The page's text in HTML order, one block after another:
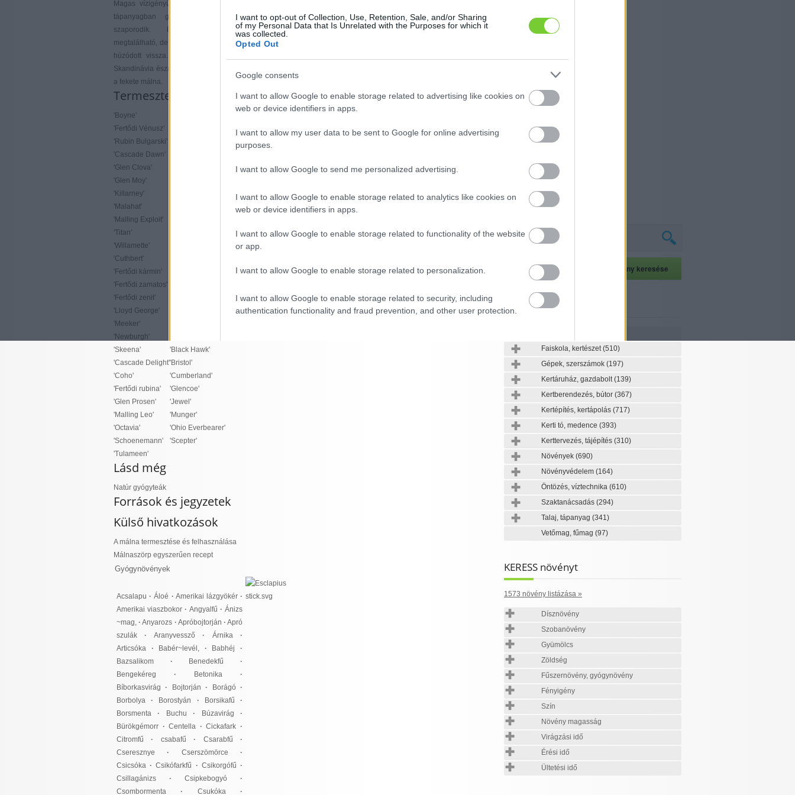
I want to opt-out of Collection, Use, Retention, Sale, and/or Sharing
of my Personal Data that Is Unrelated with the Purposes for which it
was collected.
Opted Out
Google consents
I want to allow Google to enable storage related to advertising like cookies on
web or device identifiers in apps.
I want to allow my user data to be sent to Google for online advertising
purposes.
I want to allow Google to send me personalized advertising.
I want to allow Google to enable storage related to analytics like cookies on
web or device identifiers in apps.
I want to allow Google to enable storage related to functionality of the website
or app.
I want to allow Google to enable storage related to personalization.
I want to allow Google to enable storage related to security, including
authentication functionality and fraud prevention, and other user protection.
Magas vízigényű, öntözést igényel. A gyengén savas,
tápanyagban gazdag talajt kedveli. Sarjadzással
szaporodik. Európában majdnem mindenütt
megtalálható, de a mediterrán országokban a hegyekbe
húzódott vissza. Nem él Portugáliában, Izlandon, és
Skandinávia északi részén. Amerikában őshonos fajtája
a fekete málna.
Termesztett fő fajták
'Boyne'
'Fertődi Vénusz'
'Rubin Bulgarski'
'Cascade Dawn'
'Glen Clova'
'Glen Moy'
'Killarney'
'Malahat'
'Malling Exploit'
'Titan'
'Willamette'
'Cuthbert'
'Fertődi kármin'
'Fertődi zamatos'
'Fertődi zenit'
'Lloyd George'
'Meeker'
'Newburgh'
'Skeena'
'Cascade Delight'
'Coho'
'Fertődi rubina'
'Glen Prosen'
'Malling Leo'
'Octavia'
'Schoenemann'
'Tulameen'
'Fertődi kétszertermő'
'Black Hawk'
'Bristol'
'Cumberland'
'Glencoe'
'Jewel'
'Munger'
'Ohio Everbearer'
'Scepter'
Lásd még
Natúr gyógyteák
Források és jegyzetek
Külső hivatkozások
A málna termesztése és felhasználása
Málnaszörp egyszerűen recept
Gyógynövények
Acsalapu · Áloé · Amerikai lázgyökér·
Amerikai viaszbokor · Angyalfű · Ánizs
~mag, · Anyarozs · Apróbojtorján · Apró
szulák · Aranyvessző · Árnika·
Articsóka · Babér~levél, · Babhéj
·
Bazsalikom · Benedekfű ·
Bengekéreg · Betonika ·
Bíborkasvirág · Bojtorján · Borágó ·
Borbolya · Borostyán · Borsikafű ·
Borsmenta · Buchu · Búzavirág ·
Bürökgémorr · Centella · Cickafark ·
Citromfű · csabafű · Csarabfű ·
Cseresznye · Cserszömörce ·
Csicsóka · Csikófarkfű · Csikorgófű ·
Csillagánizs · Csipkebogyó ·
Csombormenta · Csukóka·
Kertészeti szaknévsor
Faiskola, kertészet(510)
Gépek, szerszámok (197)
Kertáruház, gazdabolt(139)
Kertberendezés, bútor (367)
Kertépítés, kertápolás (717)
Kerti tó, medence (393)
Kerttervezés, tájépítés (310)
Növények (690)
Növényvédelem (164)
Öntözés, víztechnika (610)
Szaktanácsadás (294)
Talaj, tápanyag (341)
Vetőmag, fűmag (97)
KERESS növényt
1573 növény listázása »
Dísznövény
Szobanövény
Gyümölcs
Zöldség
Fűszernövény, gyógynövény
Fényigény
Szín
Növény magasság
Virágzási idő
Érési idő
Ültetési idő